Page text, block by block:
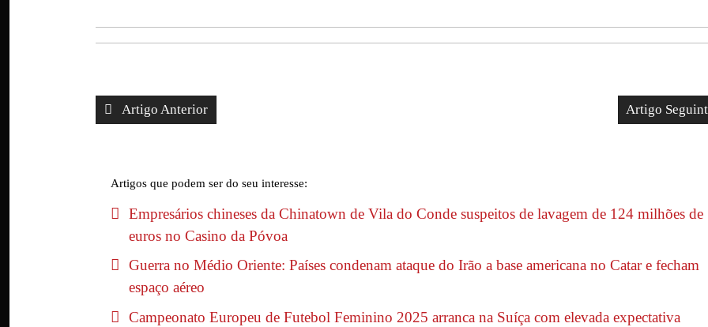
Artigo Anterior Artigo
Artigos que podem ser do seu interesse:
Empresários chineses da Chinatown de Vila do Conde suspeitos de lavagem de 124 milhões de
euros no Casino da Póvoa
Guerra no Médio Oriente: Países condenam ataque do Irão a base americana no Catar e fecham
espaço aéreo
Campeonato Europeu de Futebol Feminino 2025 arranca na Suíça com elevada expectativa